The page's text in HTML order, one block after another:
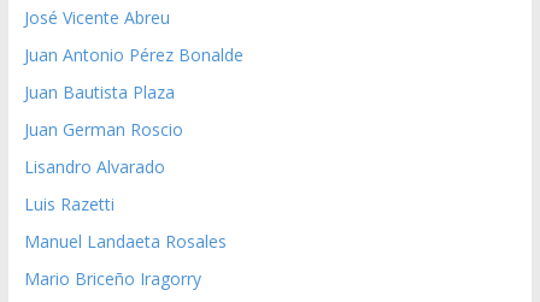
José Vicente Abreu
Juan Antonio Pérez Bonalde
Juan Bautista Plaza
Juan German Roscio
Lisandro Alvarado
Luis Razetti
Manuel Landaeta Rosales
Mario Briceño Iragorry